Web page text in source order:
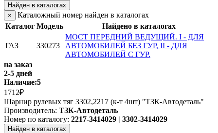
Найден в каталогах
×
Каталожный номер найден в каталогах
Каталог Модель Найдено в каталогах
ГАЗ 330273
МОСТ ПЕРЕДНИЙ ВЕДУЩИЙ. I - ДЛЯ
АВТОМОБИЛЕЙ БЕЗ ГУР, II - ДЛЯ
АВТОМОБИЛЕЙ С ГУР.
на заказ
2-5 дней
Наличие:5
1712₽
Шарнир рулевых тяг 3302,2217 (к-т 4шт) "ТЗК-Автодеталь"
Производитель: ТЗК-Автодеталь
Номер по каталогу: 2217-3414029 | 3302-3414029
Найден в каталогах